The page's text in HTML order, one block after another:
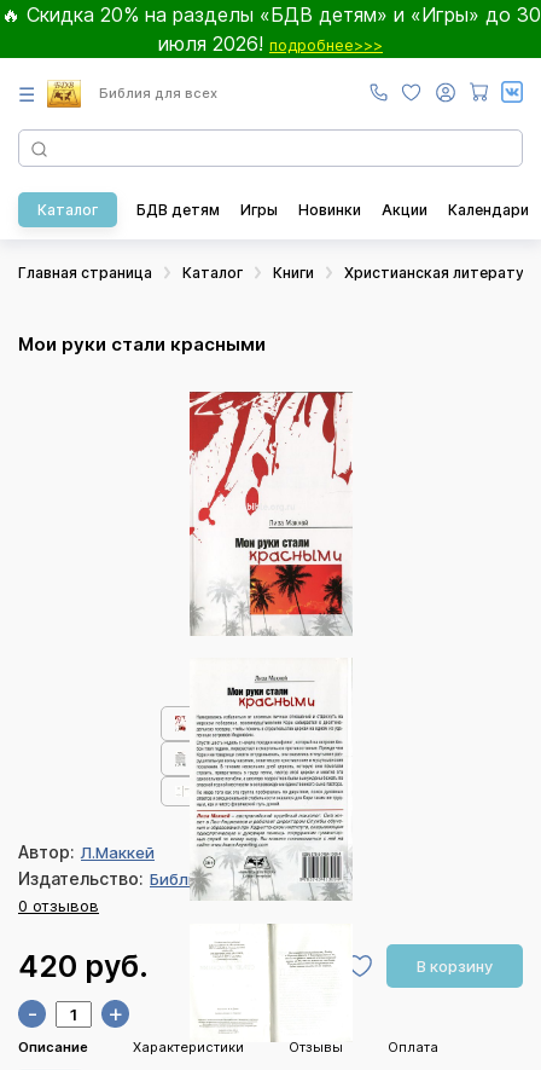
🔥 Скидка 20% на разделы «БДВ детям» и «Игры» до 30
июля 2026! подробнее>>>
☰ Библия для всех
Каталог БДВ детям Игры Новинки Акции Календари
Главная страница Каталог Книги Христианская литература
Мои руки стали красными
Автор: Л.Маккей
Издательство: Библия для всех
0 отзывов
420 руб. В корзину
- +
Описание Характеристики Отзывы Оплата